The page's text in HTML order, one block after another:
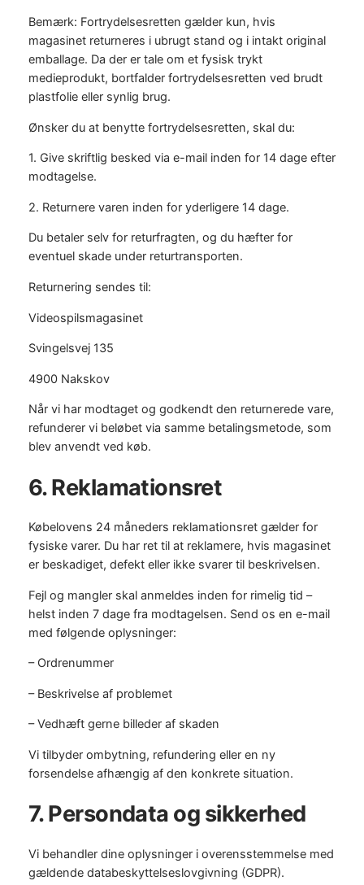
Bemærk: Fortrydelsesretten gælder kun, hvis
magasinet returneres i ubrugt stand og i intakt original
emballage. Da der er tale om et fysisk trykt
medieprodukt, bortfalder fortrydelsesretten ved brudt
plastfolie eller synlig brug.
Ønsker du at benytte fortrydelsesretten, skal du:
1. Give skriftlig besked via e-mail inden for 14 dage efter
modtagelse.
2. Returnere varen inden for yderligere 14 dage.
Du betaler selv for returfragten, og du hæfter for
eventuel skade under returtransporten.
Returnering sendes til:
Videospilsmagasinet
Svingelsvej 135
4900 Nakskov
Når vi har modtaget og godkendt den returnerede vare,
refunderer vi beløbet via samme betalingsmetode, som
blev anvendt ved køb.
6. Reklamationsret
Købelovens 24 måneders reklamationsret gælder for
fysiske varer. Du har ret til at reklamere, hvis magasinet
er beskadiget, defekt eller ikke svarer til beskrivelsen.
Fejl og mangler skal anmeldes inden for rimelig tid –
helst inden 7 dage fra modtagelsen. Send os en e-mail
med følgende oplysninger:
– Ordrenummer
– Beskrivelse af problemet
– Vedhæft gerne billeder af skaden
Vi tilbyder ombytning, refundering eller en ny
forsendelse afhængig af den konkrete situation.
7. Persondata og sikkerhed
Vi behandler dine oplysninger i overensstemmelse med
gældende databeskyttelseslovgivning (GDPR).